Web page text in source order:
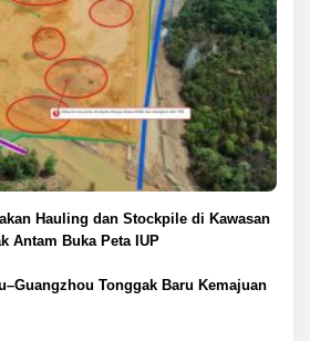
Hauling dan Stockpile di Kawasan
Antam Buka Peta IUP
Tonggak Baru Kemajuan